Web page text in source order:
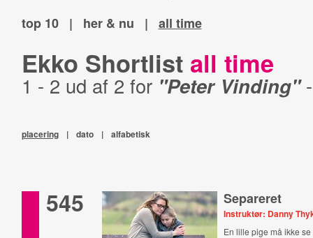
top 10 | her & nu | all time
Ekko Shortlist all time
1 - 2 ud af 2 for "Peter Vinding"
placering | dato | alfabetisk
545 Separeret
Instruktør: Danny
En lille pige må ikke